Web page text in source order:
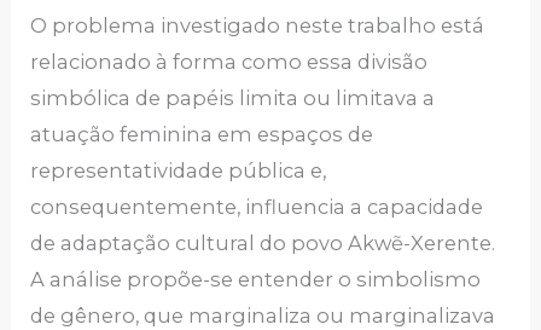
O problema investigado neste trabalho está
relacionado à forma como essa divisão
simbólica de papéis limita ou limitava a
atuação feminina em espaços de
representatividade pública e,
consequentemente, influencia a capacidade
de adaptação cultural do povo Akwẽ-Xerente.
A análise propõe-se entender o simbolismo
de gênero, que marginaliza ou marginalizava